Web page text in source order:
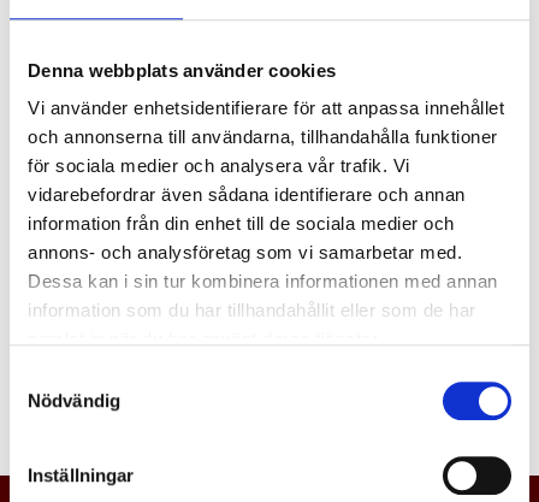
Denna webbplats använder cookies
Vi använder enhetsidentifierare för att anpassa innehållet
och annonserna till användarna, tillhandahålla funktioner
för sociala medier och analysera vår trafik. Vi
vidarebefordrar även sådana identifierare och annan
information från din enhet till de sociala medier och
annons- och analysföretag som vi samarbetar med.
Dessa kan i sin tur kombinera informationen med annan
information som du har tillhandahållit eller som de har
Nödvändig
Inställningar
IA-systemet är en av flera verksamheter som ingår
för ett friskt och tryggt arbetsliv. IA kan användas
kostnadsfritt av alla företag och organisationer som
har någon av AFAs arbetsskadeförsäkringar som
följer med kollektivavtalet.
För mer instruktioner mm klickahär.
Webbinariet spelas in och kommer att finnas
tillgängligt i efterhand på Svenska